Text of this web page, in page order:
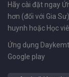
Hãy cài đặt ngay
hơn (đối với Gia
huynh hoặc Học
Ứng dụng
Google play